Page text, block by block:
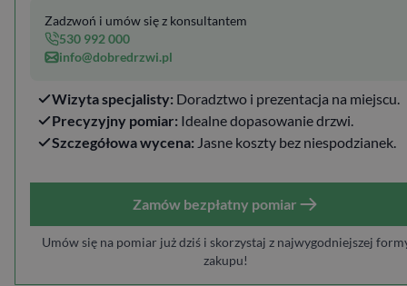
Wizyta specjalisty: Doradztwo i prezentacja na miejscu.
Precyzyjny pomiar: Idealne dopasowanie drzwi.
Szczegółowa wycena: Jasne koszty bez niespodzianek.
Zadzwoń i umów się z konsultantem
530 992 000
info@dobredrzwi.pl
Zamów bezpłatny pomiar
Umów się na pomiar już dziś i skorzystaj z najwygodniejszej
zakupu!